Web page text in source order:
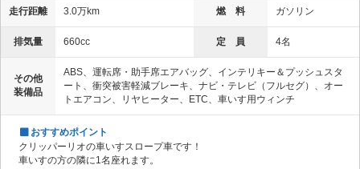
走行距離 3.0万km 燃 料 ガソリン
排気量 660cc 定 員 4名
その他
装備品
ABS、運転席・助手席エアバッグ、インテリキー＆プッシュスタ
ート、衝突被害軽減ブレーキ、ナビ・テレビ（フルセグ）、オー
トエアコン、リヤヒーター、ETC、車いす用ウィンチ
おすすめポイント
クリッパーリオの車いすスロープ車です！
車いすの方の隣に1名座れます。